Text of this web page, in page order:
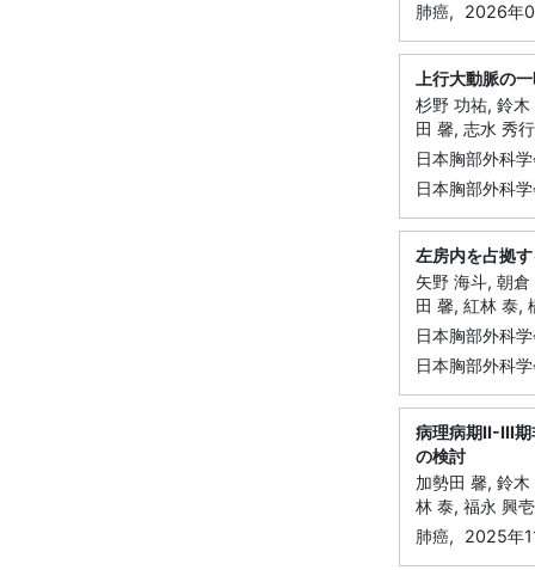
肺癌,
2026年
上行大動脈の
杉野 功祐, 鈴
田 馨, 志水 秀
日本胸部外科
日本胸部外科
左房内を占拠
矢野 海斗, 朝
田 馨, 紅林 泰,
日本胸部外科
日本胸部外科
病理病期II-III期
の検討
加勢田 馨, 鈴
林 泰, 福永 興
肺癌,
2025年